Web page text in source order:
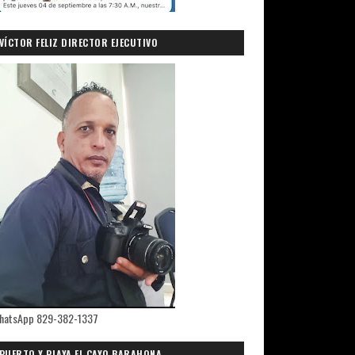
FELIZ DIRECTOR EJECUTIVO
829-382-1337